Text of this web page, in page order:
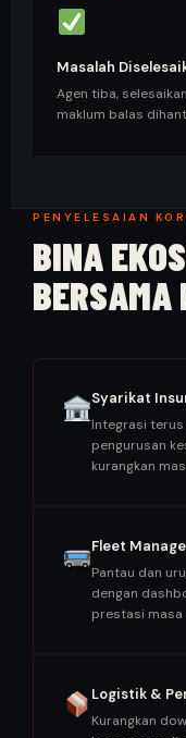
Masalah
Agen tiba,
maklum balas
PENYELESAIAN
BINA
BERSAMA
Syarikat
Integrasi
pengurusan
kurangkan
Fleet
Pantau dan
dengan
prestasi masa
Logistik &
Kurangkan